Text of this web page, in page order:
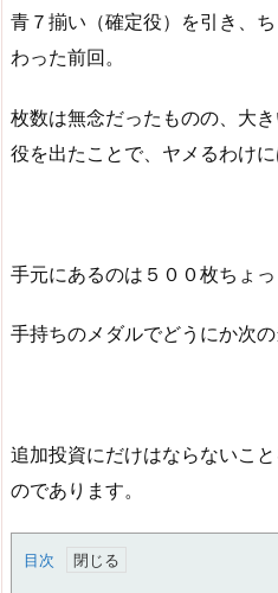
青７揃い（確定役）を引き、
わった前回。
枚数は無念だったものの、大
役を出たことで、ヤメるわけに
手元にあるのは５００枚ちょっ
手持ちのメダルでどうにか次
追加投資にだけはならないこ
のであります。
目次